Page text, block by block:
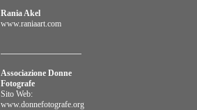
Rania Akel
www.raniaart.com
Associazione Donne
Fotografe
Sito Web:
www.donnefotografe.org